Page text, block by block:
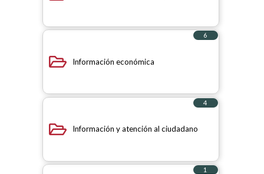
6
Información económica
4
Información y atención al ciudadano
1